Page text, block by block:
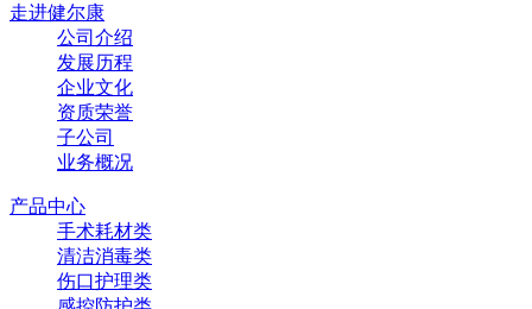
走进健尔康
公司介绍
发展历程
企业文化
资质荣誉
子公司
业务概况
产品中心
手术耗材类
清洁消毒类
伤口护理类